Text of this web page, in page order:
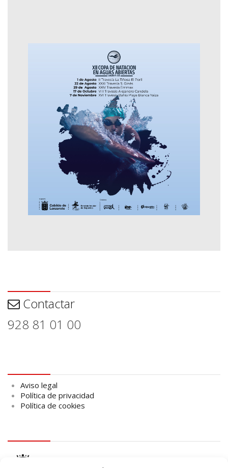
Contactar
928 81 01 00
Aviso legal
Política de privacidad
Política de cookies